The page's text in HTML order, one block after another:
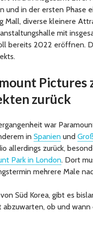
und in der ersten Phase
Mall, diverse kleinere
mit
bereits 2022 eröffnen.
Pictures
zurück
war
in Spanien und
allerdings zurück,
Park in London. Dort
mehrere Male
Süd Korea, gibt es
abzuwarten, ob und